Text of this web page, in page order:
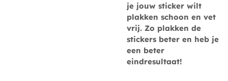
je jouw sticker wilt
plakken schoon en vet
vrij. Zo plakken de
stickers beter en heb je
een beter
eindresultaat!